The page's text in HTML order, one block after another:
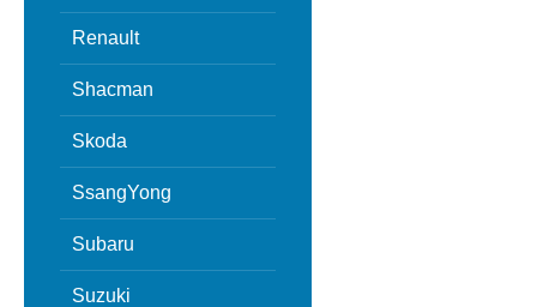
Renault
Shacman
Skoda
SsangYong
Subaru
Suzuki